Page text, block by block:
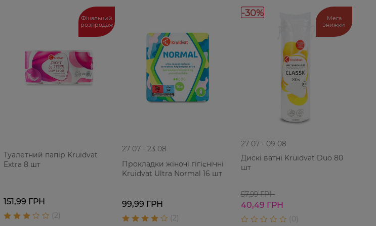
Фінальний
розпродаж
Туалетний папір Kruidvat
Extra 8 шт
151,99 ГРН
27 07 - 23 08
Прокладки жіночі гігієнічні
Kruidvat Ultra Normal 16 шт
99,99 ГРН
-30%
Мега
знижки
27 07 - 09 08
Дискі ватні Kruidvat Duo 80
шт
57,99 ГРН
40,49 ГРН